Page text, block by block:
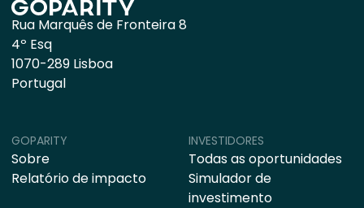
Rua Marquês de Fronteira 8
4º Esq
1070-289 Lisboa
Portugal
GOPARITY
Sobre
Relatório de impacto
INVESTIDORES
Todas as oportunidades
Simulador de
investimento